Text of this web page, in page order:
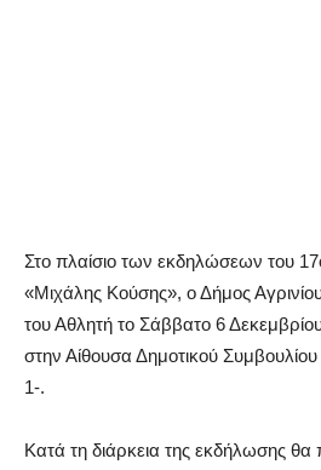
Στο πλαίσιο των εκδηλώσεων του
«Μιχάλης Κούσης», ο Δήμος
του Αθλητή το Σάββατο 6
στην Αίθουσα Δημοτικού
1-.
Κατά τη διάρκεια της εκδήλωσης